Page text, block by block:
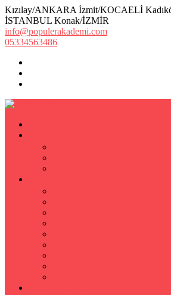
Kızılay/ANKARA İzmit/KOCAELİ
İSTANBUL Konak/İZMİR
info@populerakademi.com
05334563486